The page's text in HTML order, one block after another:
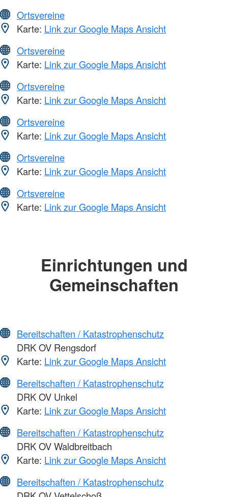
Ortsvereine
Karte: Link zur Google Maps Ansicht
Ortsvereine
Karte: Link zur Google Maps Ansicht
Ortsvereine
Karte: Link zur Google Maps Ansicht
Ortsvereine
Karte: Link zur Google Maps Ansicht
Ortsvereine
Karte: Link zur Google Maps Ansicht
Ortsvereine
Karte: Link zur Google Maps Ansicht
Einrichtungen und
Gemeinschaften
Bereitschaften / Katastrophenschutz
DRK OV Rengsdorf
Karte: Link zur Google Maps Ansicht
Bereitschaften / Katastrophenschutz
DRK OV Unkel
Karte: Link zur Google Maps Ansicht
Bereitschaften / Katastrophenschutz
DRK OV Waldbreitbach
Karte: Link zur Google Maps Ansicht
Bereitschaften / Katastrophenschutz